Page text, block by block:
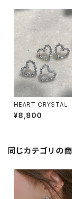
HEART CRYSTAL
¥8,800
同じカテゴリの